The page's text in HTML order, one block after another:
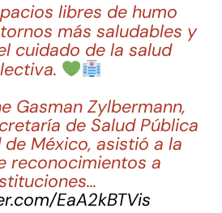
libres de humo
más saludables y
cuidado de la salud
Gasman Zylbermann,
de Salud Pública
México, asistió a la
reconocimientos a
EaA2kBTVis